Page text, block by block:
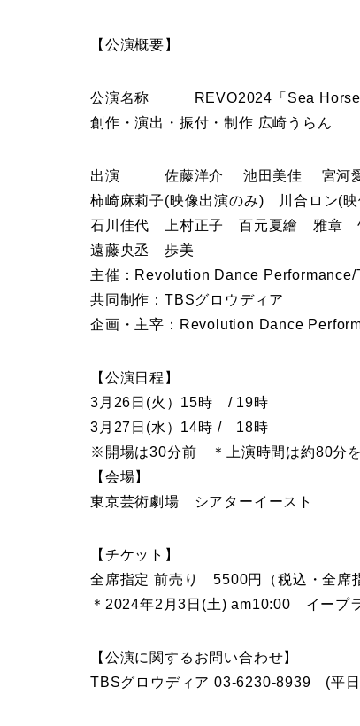
【公演概要】
公演名称 REVO2024「Sea Horse
創作・演出・振付・制作 広崎うらん
出演 佐藤洋介 池田美佳 宮河愛
柿崎麻莉子(映像出演のみ) 川合ロン(映
石川佳代 上村正子 百元夏繪 雅章
遠藤央丞 歩美
主催：Revolution Dance Performance/
共同制作：TBSグロウディア
企画・主宰：Revolution Dance
【公演日程】
3月26日(火）15時 / 19時
3月27日(水）14時 / 18時
※開場は30分前 ＊上演時間は約80分
【会場】
東京芸術劇場 シアターイースト
【チケット】
全席指定 前売り 5500円（税込・全
＊2024年2月3日(土) am10:00 イープ
【公演に関するお問い合わせ】
TBSグロウディア 03-6230-8939 (平日